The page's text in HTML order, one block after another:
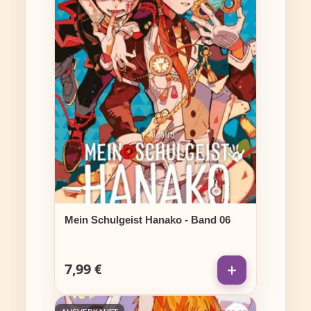
Mein Schulgeist Hanako - Band 06
Regulärer Preis:
7,99 €